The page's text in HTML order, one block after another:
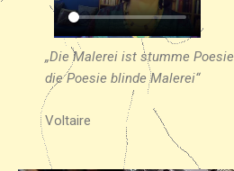
„Die Malerei ist stumme Poesie
die Poesie blinde Malerei“
Voltaire